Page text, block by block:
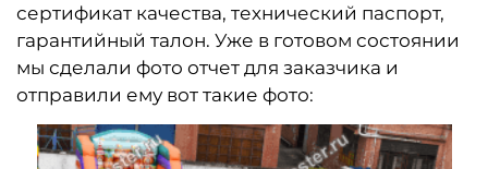
сертификат качества, технический паспорт,
гарантийный талон. Уже в готовом состоянии
мы сделали фото отчет для заказчика и
отправили ему вот такие фото: